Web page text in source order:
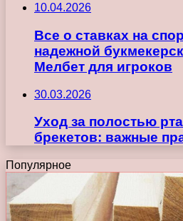
10.04.2026
Все о ставках на
надежной
Мелбет для игроков
30.03.2026
Уход за полостью
брекетов: важные
Популярное